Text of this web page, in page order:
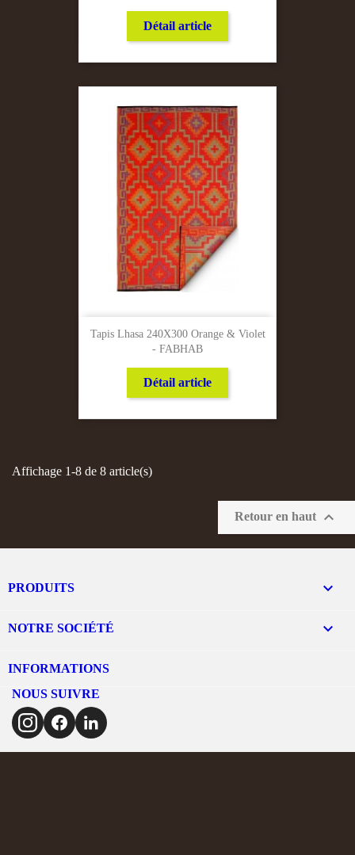
Détail article
Tapis Lhasa 240X300 Orange & Violet
- FABHAB
Détail article
Affichage 1-8 de 8 article(s)
Retour en haut 
PRODUITS 
NOTRE SOCIÉTÉ 
INFORMATIONS
NOUS SUIVRE